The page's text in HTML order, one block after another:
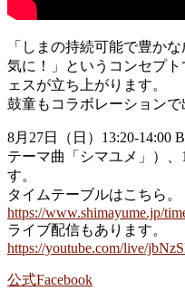
「しまの持続可能で豊か
気に！」というコンセプ
ェスが立ち上がります。
鼓童もコラボレーションで
8月27日（日）13:20-14:00
テーマ曲「シマユメ」）、
す。
タイムテーブルはこちら。
https://www.shimayume.jp/
ライブ配信もあります。
https://youtube.com/live/
公式Facebook